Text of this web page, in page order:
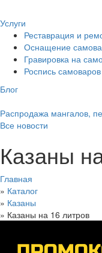
Услуги
Реставрация и
Оснащение
Гравировка на
Роспись
Блог
Распродажа мангалов,
Все новости
Казаны
Главная
» Каталог
» Казаны
» Казаны на 16 литров